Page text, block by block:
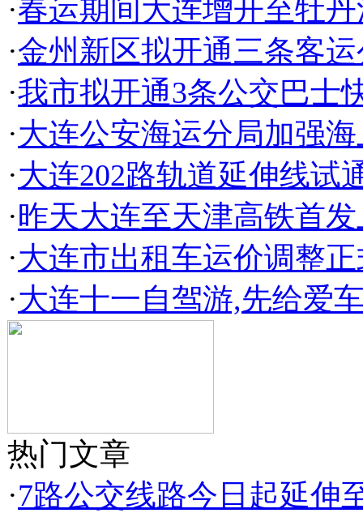
·春运期间大连增开至牡
·金州新区拟开通三条客
·我市拟开通3条公交巴士
·大连公安海运分局加强
·大连202路轨道延伸线试
·昨天大连至天津高铁首
·大连市出租车运价调整
·大连十一自驾游,先给爱
热门文章
·7路公交线路今日起延伸